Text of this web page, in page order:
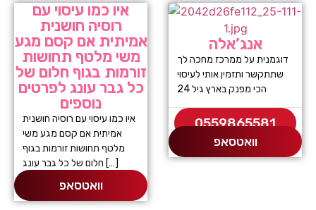
איו כמו עיסוי עם
רוסיה חושנית
אמיתית אם קסם מגע
משי מלטף תחושות
זורמות בגוף חלום של
כל גבר עונג לפרטים
נוספים
איו כמו עיסוי עם רוסיה חושנית
אמיתית אם קסם מגע משי
מלטף תחושות זורמות בגוף
חלום של כל גבר עונג […]
וואטסאפ
אנג’אלה
דוגמנית על ממרכז מחכה לך
שתתקשר ותזמין אותי לעיסוי
הכי מפנק בארץ גיל 24
0559865581
וואטסאפ